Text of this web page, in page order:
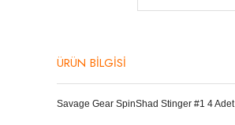
ÜRÜN BİLGİSİ
Savage Gear SpinShad Stinger #1 4 Adet